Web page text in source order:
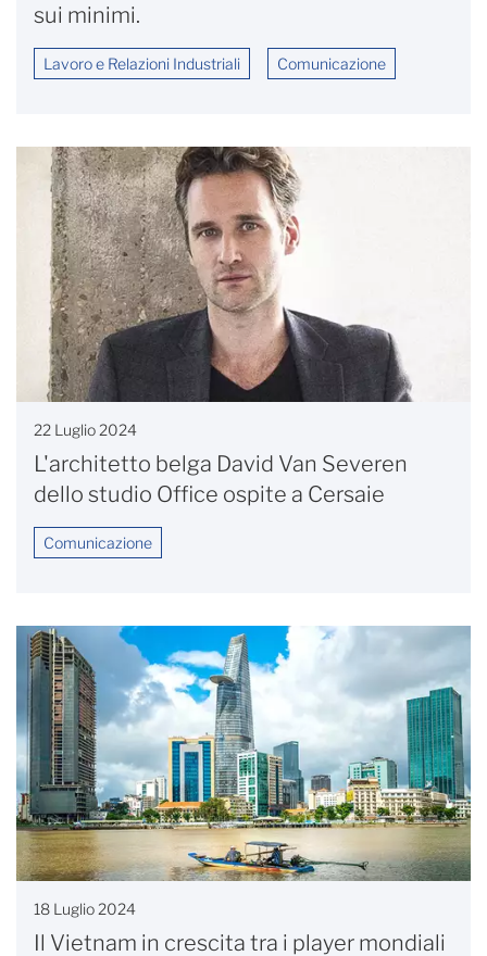
sui minimi.
Lavoro e Relazioni Industriali Comunicazione
22 Luglio 2024
L'architetto belga David Van Severen
dello studio Office ospite a Cersaie
Comunicazione
18 Luglio 2024
Il Vietnam in crescita tra i player mondiali